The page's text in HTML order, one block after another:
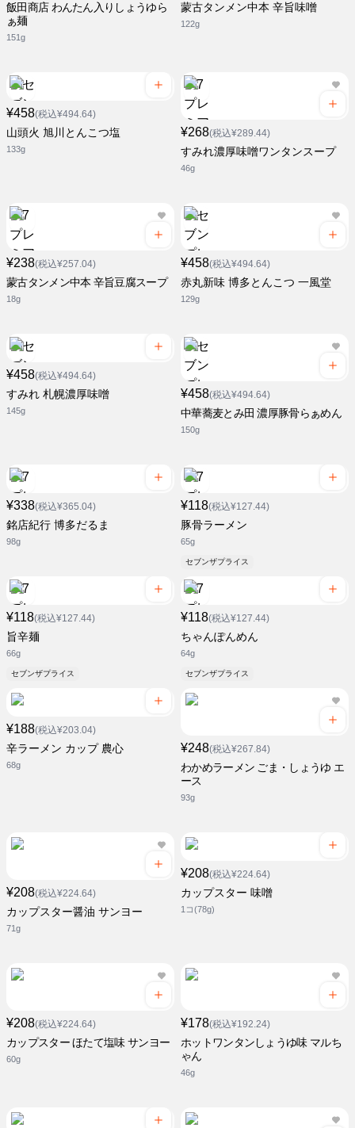
飯田商店 わんたん入りしょうゆら
ぁ麺
151g
蒙古タンメン中本 辛旨味噌
122g
¥458(税込¥494.64)
山頭火 旭川とんこつ塩
133g
¥268(税込¥289.44)
すみれ濃厚味噌ワンタンスープ
46g
¥238(税込¥257.04)
蒙古タンメン中本 辛旨豆腐スープ
18g
¥458(税込¥494.64)
赤丸新味 博多とんこつ 一風堂
129g
¥458(税込¥494.64)
すみれ 札幌濃厚味噌
145g
¥458(税込¥494.64)
中華蕎麦とみ田 濃厚豚骨らぁめん
150g
¥338(税込¥365.04)
銘店紀行 博多だるま
98g
¥118(税込¥127.44)
豚骨ラーメン
65g
セブンザプライス
¥118(税込¥127.44)
旨辛麺
66g
セブンザプライス
¥118(税込¥127.44)
ちゃんぽんめん
64g
セブンザプライス
¥188(税込¥203.04)
辛ラーメン カップ 農心
68g
¥248(税込¥267.84)
わかめラーメン ごま・しょうゆ エ
ース
93g
¥208(税込¥224.64)
カップスター醤油 サンヨー
71g
¥208(税込¥224.64)
カップスター 味噌
1コ(78g)
¥208(税込¥224.64)
カップスター ほたて塩味 サンヨー
60g
¥178(税込¥192.24)
ホットワンタンしょうゆ味 マルち
ゃん
46g